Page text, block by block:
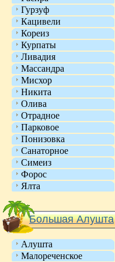
Гурзуф
Кацивели
Кореиз
Курпаты
Ливадия
Массандра
Мисхор
Никита
Олива
Отрадное
Парковое
Понизовка
Санаторное
Симеиз
Форос
Ялта
Большая Алушта
Алушта
Малореченское